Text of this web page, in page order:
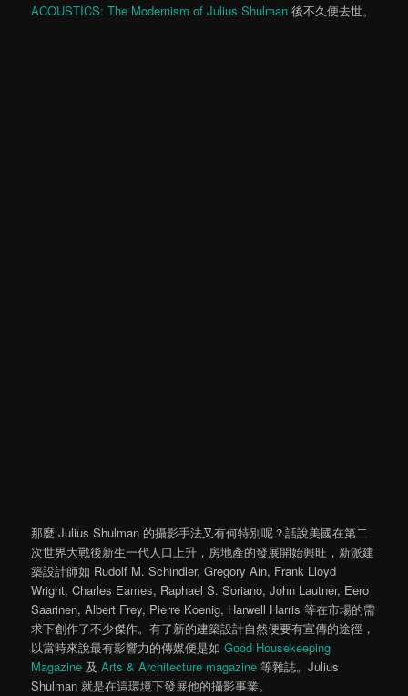
ACOUSTICS: The Modernism of Julius Shulman 後不久便去世。
那麼 Julius Shulman 的攝影手法又有何特別呢？話說美國在第二
次世界大戰後新生一代人口上升，房地產的發展開始興旺，新派建
築設計師如 Rudolf M. Schindler, Gregory Ain, Frank Lloyd
Wright, Charles Eames, Raphael S. Soriano, John Lautner, Eero
Saarinen, Albert Frey, Pierre Koenig, Harwell Harris 等在市場的需
求下創作了不少傑作。有了新的建築設計自然便要有宣傳的途徑，
以當時來說最有影響力的傳媒便是如Good Housekeeping
Magazine 及Arts & Architecture magazine 等雜誌。Julius
Shulman 就是在這環境下發展他的攝影事業。